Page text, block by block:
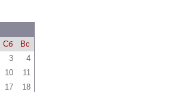
Сб
Вс
3
4
10
11
17
18